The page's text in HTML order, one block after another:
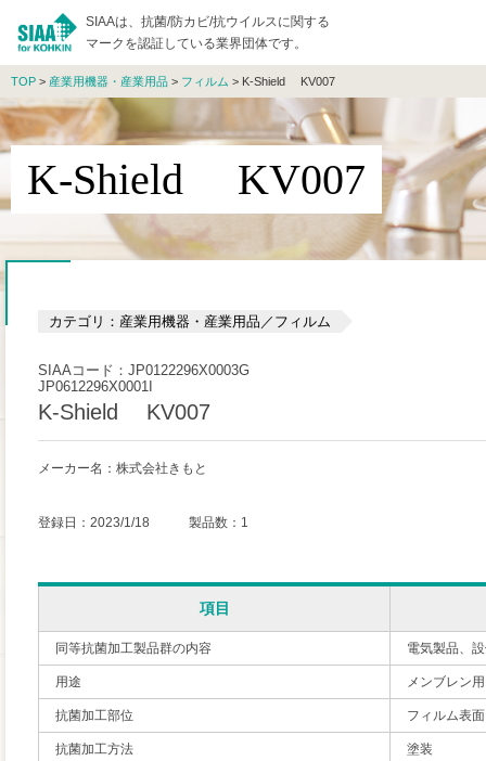
SIAAは、抗菌/防カビ/抗ウイルスに関する
マークを認証している業界団体です。
TOP > 産業用機器・産業用品 > フィルム > K-Shield KV007
K-Shield KV007
カテゴリ：産業用機器・産業用品／フィルム
SIAAコード：JP0122296X0003G
JP0612296X0001I
K-Shield KV007
メーカー名：株式会社きもと
登録日：2023/1/18 製品数：1
項目
同等抗菌加工製品群の内容 電気製品、
用途 メンブレン
抗菌加工部位 フィルム表面
抗菌加工方法 塗装